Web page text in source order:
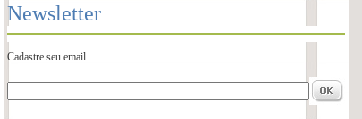
Newsletter
Cadastre seu email.